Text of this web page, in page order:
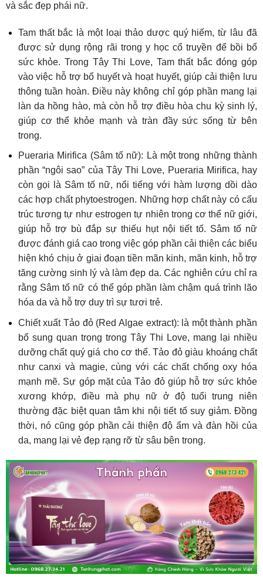
và sắc đẹp phái nữ.
Tam thất bắc là một loại thảo dược quý hiếm, từ lâu đã
được sử dụng rộng rãi trong y học cổ truyền để bồi bổ
sức khỏe. Trong Tây Thi Love, Tam thất bắc đóng góp
vào việc hỗ trợ bổ huyết và hoạt huyết, giúp cải thiện lưu
thông tuần hoàn. Điều này không chỉ góp phần mang lại
làn da hồng hào, mà còn hỗ trợ điều hòa chu kỳ sinh lý,
giúp cơ thể khỏe mạnh và tràn đầy sức sống từ bên
trong.
Pueraria Mirifica (Sâm tố nữ): Là một trong những thành
phần “ngôi sao” của Tây Thi Love, Pueraria Mirifica, hay
còn gọi là Sâm tố nữ, nổi tiếng với hàm lượng dồi dào
các hợp chất phytoestrogen. Những hợp chất này có cấu
trúc tương tự như estrogen tự nhiên trong cơ thể nữ giới,
giúp hỗ trợ bù đắp sự thiếu hụt nội tiết tố. Sâm tố nữ
được đánh giá cao trong việc góp phần cải thiện các biểu
hiện khó chịu ở giai đoạn tiền mãn kinh, mãn kinh, hỗ trợ
tăng cường sinh lý và làm đẹp da. Các nghiên cứu chỉ ra
rằng Sâm tố nữ có thể góp phần làm chậm quá trình lão
hóa da và hỗ trợ duy trì sự tươi trẻ.
Chiết xuất Tảo đỏ (Red Algae extract): là một thành phần
bổ sung quan trọng trong Tây Thi Love, mang lại nhiều
dưỡng chất quý giá cho cơ thể. Tảo đỏ giàu khoáng chất
như canxi và magie, cùng với các chất chống oxy hóa
mạnh mẽ. Sự góp mặt của Tảo đỏ giúp hỗ trợ sức khỏe
xương khớp, điều mà phụ nữ ở độ tuổi trung niên
thường đặc biệt quan tâm khi nội tiết tố suy giảm. Đồng
thời, nó cũng góp phần cải thiện độ ẩm và đàn hồi của
da, mang lại vẻ đẹp rạng rỡ từ sâu bên trong.